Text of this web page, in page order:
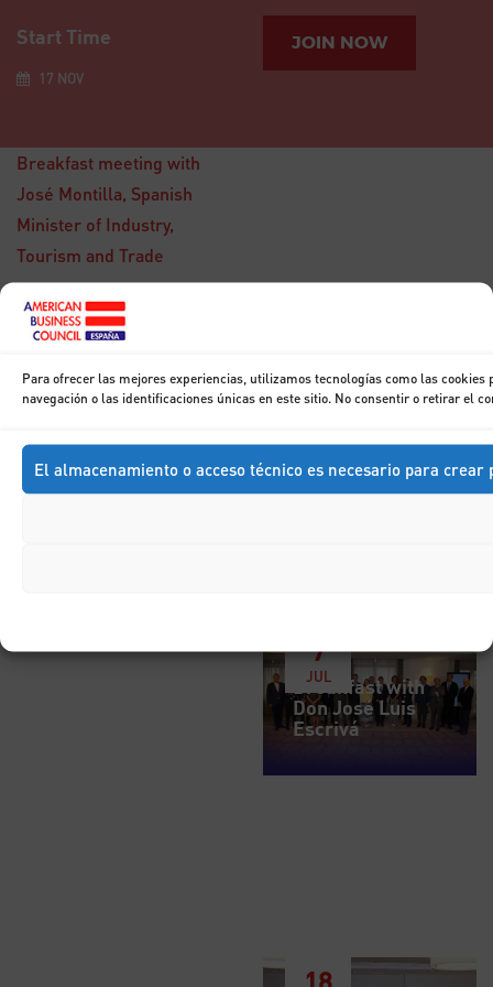
Para ofrecer las mejores experiencias, utilizamos tecnologías como las
navegación o las identificaciones únicas en este sitio. No consentir o retirar el
El almacenamiento o acceso técnico es necesario para
Start Time
17 NOV
JOIN NOW
Breakfast meeting with
José Montilla, Spanish
Minister of Industry,
Tourism and Trade
Don Francisco
Marhuenda
7
JUL
Breakfast with
Don José Luis
Escrivá